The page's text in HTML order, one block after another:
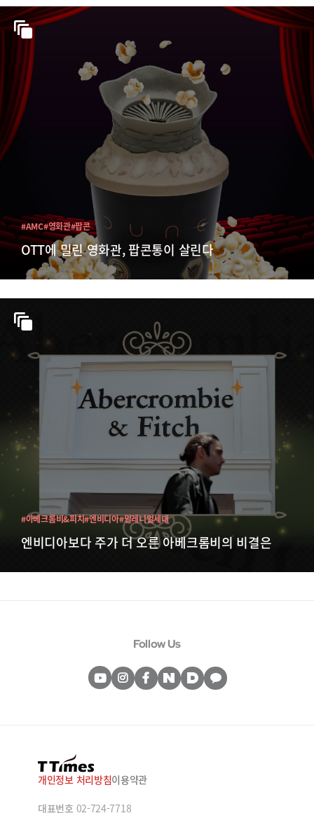
OTT에 밀린 영화관, 팝콘통이 살린다
#AMC#영화관#팝콘
엔비디아보다 주가 더 오른 아베크롬비의 비결은
#아베크롬비&피치#엔비디아#밀레니얼세대
Follow Us
개인정보 처리방침이용약관
대표번호 02-724-7718